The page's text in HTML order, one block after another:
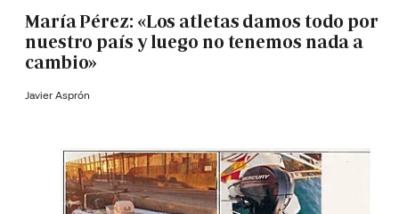
María Pérez: «Los atletas damos todo por
nuestro país y luego no tenemos nada a
cambio»
Javier Asprón